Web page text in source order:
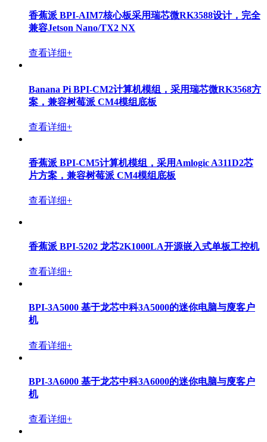
香蕉派 BPI-CM6 进迭时空 K1 8核RISC-V架构开源硬件
核心板，8/16G内存， 8/16/32G eMMC存储
查看详细+
Banana Pi BPI-CM5 Pro 计算机模组，采用瑞芯微
RK3576方案，兼容树莓派 CM4模组底板
查看详细+
香蕉派 BPI-SM9 16-ENC-A3 AI 计算模组采用算能科技
BM1688芯片方案设计
查看详细+
兼容Jetson Nano/TX2 NX
查看详细+
Banana Pi BPI-CM2计算机模组，采用瑞芯微RK3568方
案，兼容树莓派 CM4模组底板
查看详细+
香蕉派 BPI-CM5计算机模组，采用Amlogic A311D2芯
片方案，兼容树莓派 CM4模组底板
查看详细+